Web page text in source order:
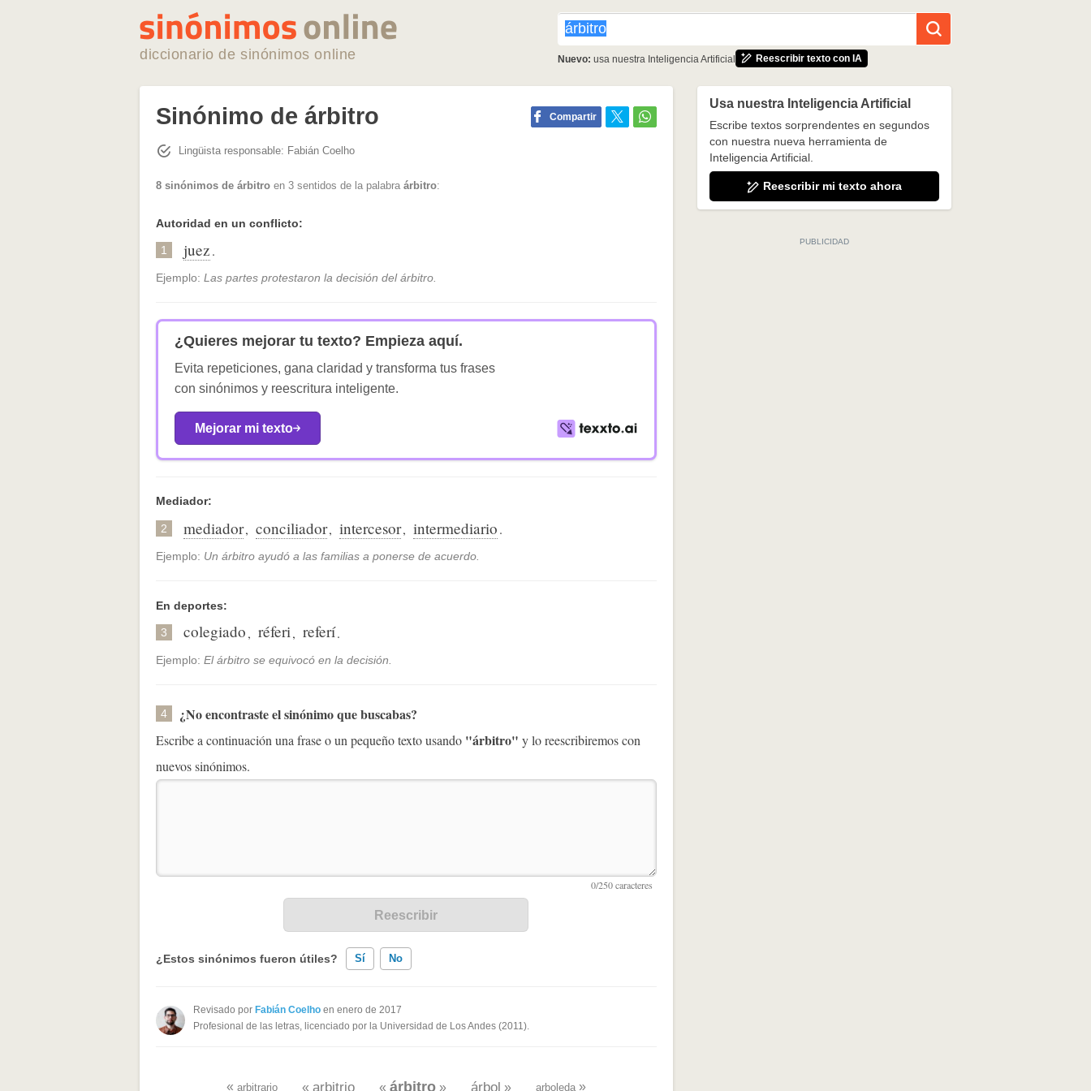
diccionario de sinónimos online Nuevo: usa nuestra Inteligencia Artificial Reescribir texto con IA
Sinónimo de árbitro Compartir
Lingüista responsable: Fabián Coelho
8 sinónimos de árbitro en 3 sentidos de la palabra árbitro:
Autoridad en un conflicto:
1 juez.
Ejemplo: Las partes protestaron la decisión del árbitro.
¿Quieres mejorar tu texto? Empieza aquí.
Evita repeticiones, gana claridad y transforma tus frases
con sinónimos y reescritura inteligente.
Mejorar mi texto
Mediador:
2 mediador, conciliador, intercesor, intermediario.
Ejemplo: Un árbitro ayudó a las familias a ponerse de acuerdo.
En deportes:
3 colegiado, réferi, referí.
Ejemplo: El árbitro se equivocó en la decisión.
4 ¿No encontraste el sinónimo que buscabas?
Escribe a continuación una frase o un pequeño texto usando "árbitro" y lo reescribiremos con
nuevos sinónimos.
¿Estos sinónimos fueron útiles? Sí No
Existen sinónimos incorrectos
Revisado por Fabián Coelho en enero de 2017
Profesional de las letras, licenciado por la Universidad de Los Andes (2011).
« arbitrario « arbitrio « árbitro » árbol » arboleda»
Usa nuestra Inteligencia Artificial
Escribe textos sorprendentes en segundos
con nuestra nueva herramienta de
Inteligencia Artificial.
Reescribir mi texto ahora